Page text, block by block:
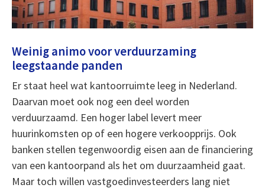
Weinig animo voor verduurzaming
leegstaande panden
Er staat heel wat kantoorruimte leeg in Nederland.
Daarvan moet ook nog een deel worden
verduurzaamd. Een hoger label levert meer
huurinkomsten op of een hogere verkoopprijs. Ook
banken stellen tegenwoordig eisen aan de financiering
van een kantoorpand als het om duurzaamheid gaat.
Maar toch willen vastgoedinvesteerders lang niet